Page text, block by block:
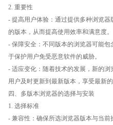
2. 重要性
- 提高用户体验：通过提供多种浏览
的版本，从而提高使用效率和满意度。
- 保障安全：不同版本的浏览器可能
于保护用户免受恶意软件的威胁。
- 适应变化：随着技术的发展，新的
用户及时更新到最新版本，享受最新的
四、多版本浏览器的选择与安装
1. 选择标准
- 兼容性：确保所选浏览器版本与当前